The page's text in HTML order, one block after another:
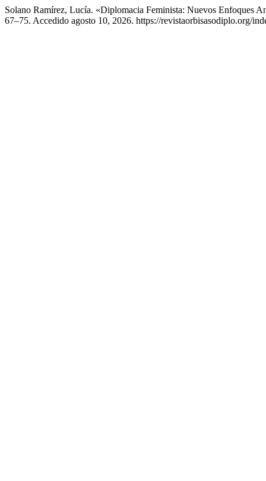
Solano Ramírez, Lucía. «Diplomacia Feminista: Nuevos Enfoques
67–75. Accedido agosto 10, 2026. https://revistaorbisasodiplo.org/